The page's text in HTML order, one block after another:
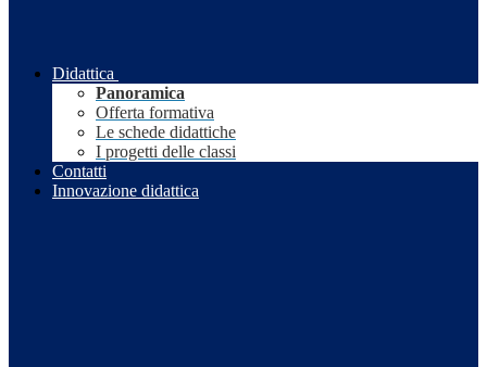
Didattica
Panoramica
Offerta formativa
Le schede didattiche
I progetti delle classi
Contatti
Innovazione didattica